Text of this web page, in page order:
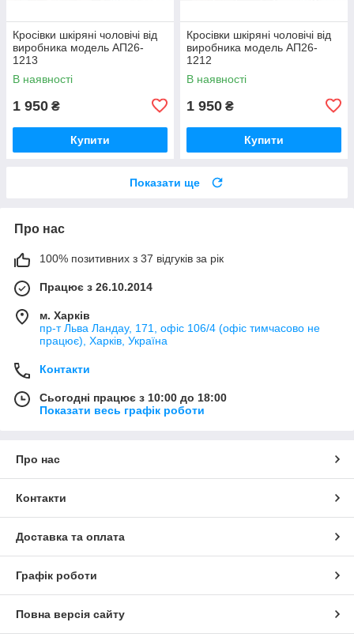
Кросівки шкіряні чоловічі від
виробника модель АП26-
1213
В наявності
1 950 ₴
Купити
Кросівки шкіряні чоловічі від
виробника модель АП26-
1212
В наявності
1 950 ₴
Купити
Показати ще
Про нас
100% позитивних з 37 відгуків за рік
Працює з 26.10.2014
м. Харків
пр-т Льва Ландау, 171, офіс 106/4 (офіс тимчасово не
працює), Харків, Україна
Контакти
Сьогодні працює з 10:00 до 18:00
Показати весь графік роботи
Про нас
Контакти
Доставка та оплата
Графік роботи
Повна версія сайту